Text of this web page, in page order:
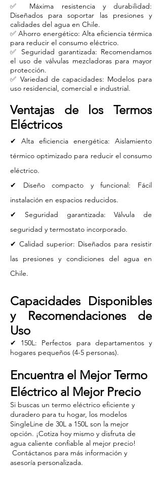
✅ Máxima resistencia y durabilidad:
Diseñados para soportar las presiones y
calidades del agua en Chile.
✅ Ahorro energético: Alta eficiencia térmica
para reducir el consumo eléctrico.
✅ Seguridad garantizada: Recomendamos
el uso de válvulas mezcladoras para mayor
protección.
✅ Variedad de capacidades: Modelos para
uso residencial, comercial e industrial.
Ventajas de los Termos
Eléctricos
✔ Alta eficiencia energética: Aislamiento
térmico optimizado para reducir el consumo
eléctrico.
✔ Diseño compacto y funcional: Fácil
instalación en espacios reducidos.
✔ Seguridad garantizada: Válvula de
seguridad y termostato incorporado.
✔ Calidad superior: Diseñados para resistir
las presiones y condiciones del agua en
Chile.
​Capacidades Disponibles
y Recomendaciones de
Uso
✔ 150L: Perfectos para departamentos y
hogares pequeños (4-5 personas).
Encuentra el Mejor Termo
Eléctrico al Mejor Precio
Si buscas un termo eléctrico eficiente y
duradero para tu hogar, los modelos
SingleLine de 30L a 150L son la mejor
opción. ¡Cotiza hoy mismo y disfruta de
agua caliente confiable al mejor precio!
Contáctanos para más información y
asesoría personalizada.